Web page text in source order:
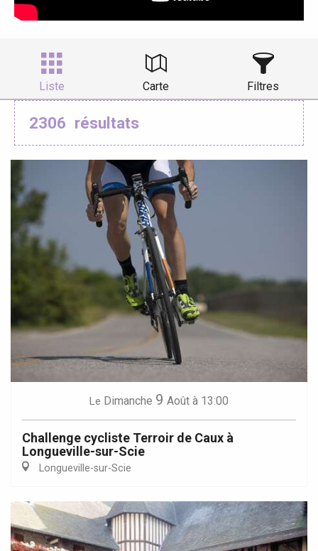
Liste Carte Filtres
2306 résultats
Le Dimanche 9 Août à 13:00
Challenge cycliste Terroir de Caux à
Longueville-sur-Scie
Longueville-sur-Scie